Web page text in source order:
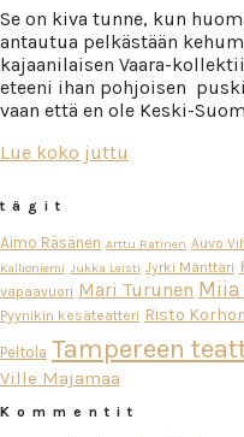
Se on kiva tunne, kun
antautua pelkästään
kajaanilaisen Vaara-
eteeni ihan pohjoisen
vaan että en ole Keski-
Lue koko juttu
tägit
Aimo Räsänen Arttu Ratinen Auvo
Kallioniemi
Jukka Leisti Jyrki Mänttäri
vapaavuori Mari Turunen Miia
Pyynikin kesäteatteri Risto
Peltola Tampereen
Ville Majamaa
Kommentit